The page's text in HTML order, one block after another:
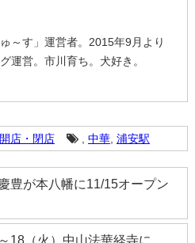
ゅ～す」運営者。2015年9月より
運営。市川育ち。犬好き。
開店・閉店 , 中華, 浦安駅
豊が本八幡に11/15オープン
18（火）中山法華経寺に